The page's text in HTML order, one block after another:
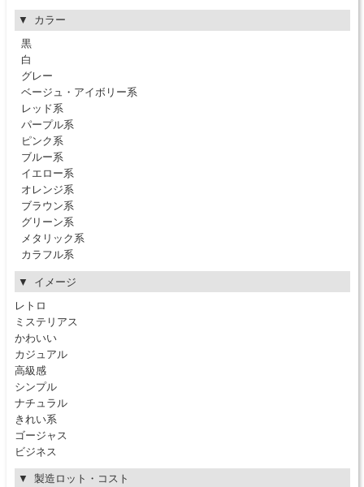
カラー
黒
白
グレー
ベージュ・アイボリー系
レッド系
パープル系
ピンク系
ブルー系
イエロー系
オレンジ系
ブラウン系
グリーン系
メタリック系
カラフル系
イメージ
レトロ
ミステリアス
かわいい
カジュアル
高級感
シンプル
ナチュラル
きれい系
ゴージャス
ビジネス
製造ロット・コスト